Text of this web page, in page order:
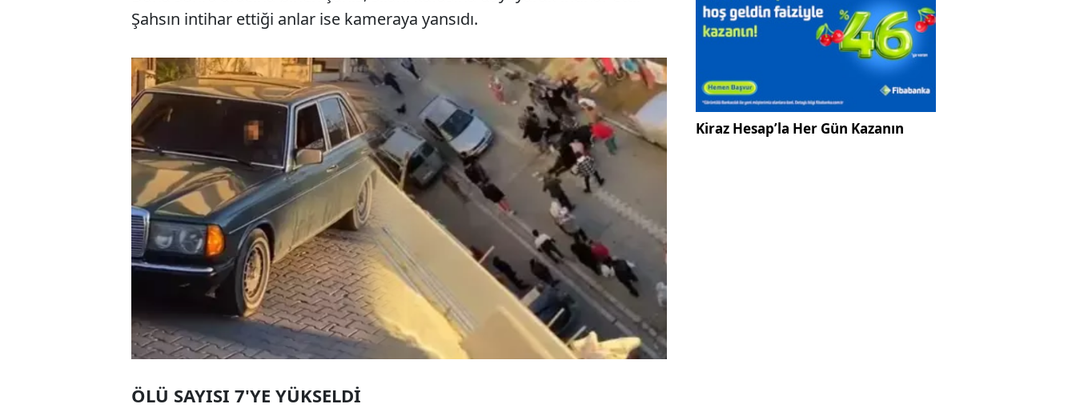
Şahsın intihar ettiği anlar ise kameraya yansıdı.
ÖLÜ SAYISI 7'YE YÜKSELDİ
Kiraz Hesap’la Her Gün Kazanın